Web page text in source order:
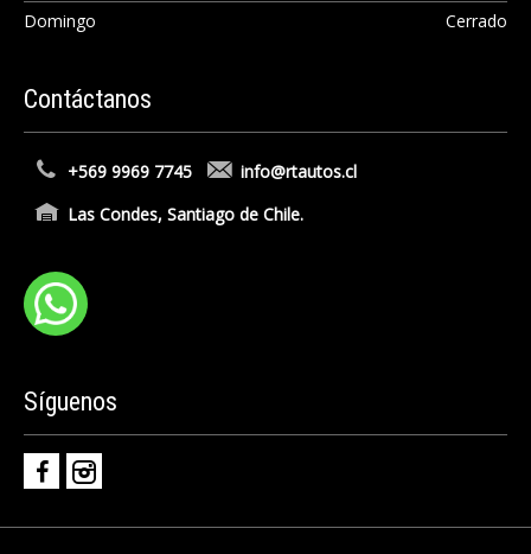
Domingo
Cerrado
Contáctanos
+569 9969 7745
info@rtautos.cl
Las Condes, Santiago de Chile.
Síguenos